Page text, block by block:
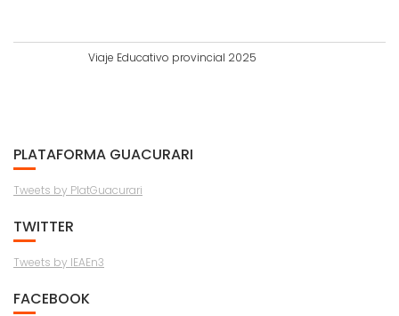
Viaje Educativo provincial 2025
PLATAFORMA GUACURARI
Tweets by PlatGuacurari
TWITTER
Tweets by IEAEn3
FACEBOOK